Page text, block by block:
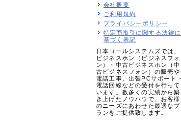
会社概要
ご利用規約
プライバシーポリシー
特定商取引に関する法律に
基づく表記
日本コールシステムズでは、
ビジネスホン（ビジネスフォ
ン）・中古ビジネスホン（中
古ビジネスフォン）の販売や
電話工事、出張PCサポート・
電話回線などの受付を行って
います。数多くの実績から築
き上げたノウハウで、お客様
のニーズにあわせた最適なプ
ランをご提供致します。